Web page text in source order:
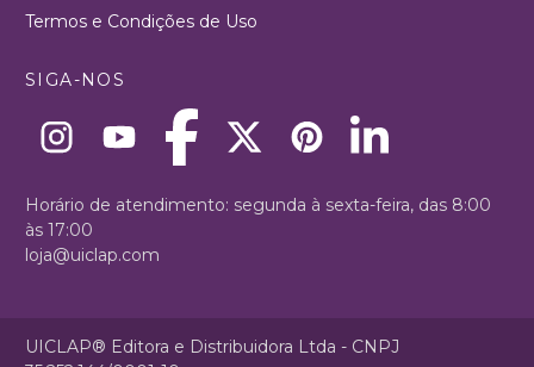
Termos e Condições de Uso
SIGA-NOS
Horário de atendimento: segunda à sexta-feira, das 8:00
às 17:00
loja@uiclap.com
UICLAP® Editora e Distribuidora Ltda - CNPJ